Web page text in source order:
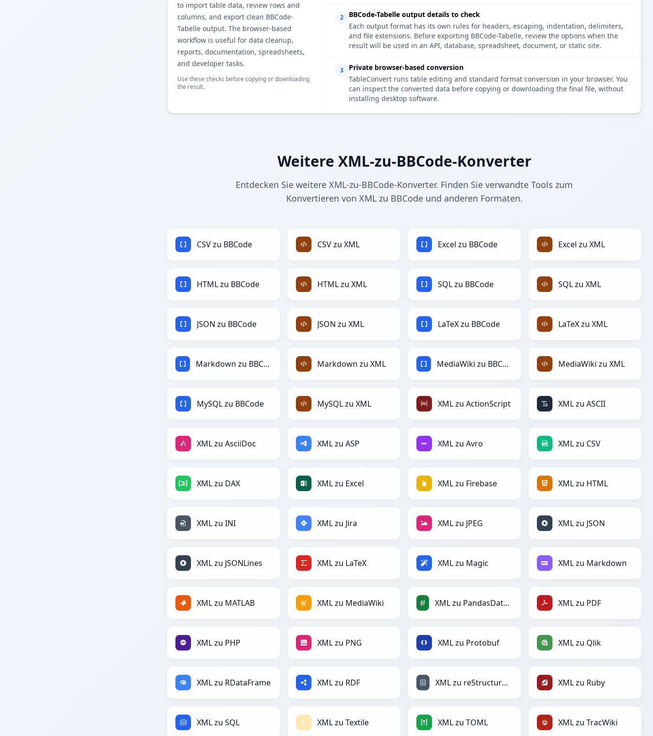
to import table data, review rows and
columns, and export clean BBCode-
Tabelle output. The browser-based
workflow is useful for data cleanup,
reports, documentation, spreadsheets,
and developer tasks.
Use these checks before copying or downloading
the result.
2
BBCode-Tabelle output details to check
Each output format has its own rules for headers, escaping, indentation, delimiters,
and file extensions. Before exporting BBCode-Tabelle, review the options when the
result will be used in an API, database, spreadsheet, document, or static site.
3
Private browser-based conversion
TableConvert runs table editing and standard format conversion in your browser. You
can inspect the converted data before copying or downloading the final file, without
installing desktop software.
Weitere XML-zu-BBCode-Konverter
Entdecken Sie weitere XML-zu-BBCode-Konverter. Finden Sie verwandte Tools zum
Konvertieren von XML zu BBCode und anderen Formaten.
CSV zu BBCode CSV zu XML Excel zu BBCode Excel zu XML
HTML zu BBCode HTML zu XML SQL zu BBCode SQL zu XML
JSON zu BBCode JSON zu XML LaTeX zu BBCode LaTeX zu XML
Markdown zu BBCode Markdown zu XML MediaWiki zu BBCode MediaWiki zu XML
MySQL zu BBCode MySQL zu XML XML zu ActionScript XML zu ASCII
XML zu AsciiDoc XML zu ASP XML zu Avro XML zu CSV
XML zu DAX XML zu Excel XML zu Firebase XML zu HTML
XML zu INI XML zu Jira XML zu JPEG XML zu JSON
XML zu JSONLines XML zu LaTeX XML zu Magic XML zu Markdown
XML zu MATLAB XML zu MediaWiki XML zu PandasDataFrame XML zu PDF
XML zu PHP XML zu PNG XML zu Protobuf XML zu Qlik
XML zu RDataFrame XML zu RDF XML zu reStructuredText XML zu Ruby
XML zu SQL XML zu Textile XML zu TOML XML zu TracWiki